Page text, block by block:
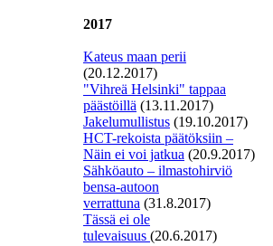
2017
Kateus maan perii
(20.12.2017)
"Vihreä Helsinki" tappaa
päästöillä (13.11.2017)
Jakelumullistus (19.10.2017)
HCT-rekoista päätöksiin –
Näin ei voi jatkua (20.9.2017)
Sähköauto – ilmastohirviö
bensa-autoon
verrattuna (31.8.2017)
Tässä ei ole
tulevaisuus (20.6.2017)